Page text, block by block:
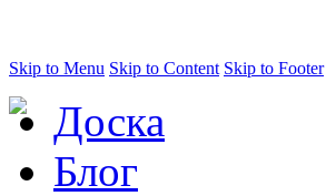
Skip to Menu Skip to Content Skip to Footer
Доска
Блог